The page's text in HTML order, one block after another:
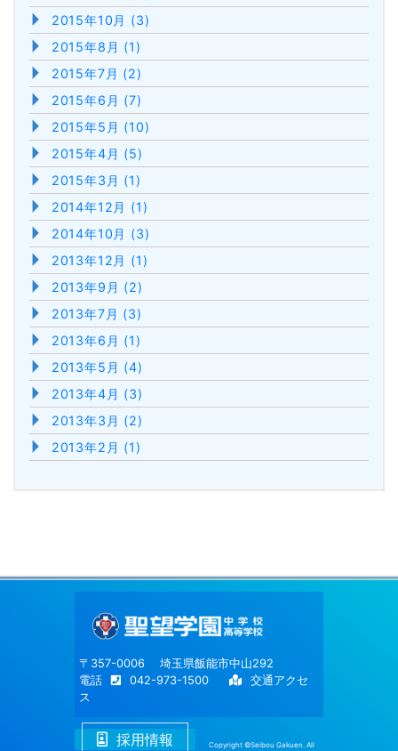
2015年10月 (3)
2015年8月 (1)
2015年7月 (2)
2015年6月 (7)
2015年5月 (10)
2015年4月 (5)
2015年3月 (1)
2014年12月 (1)
2014年10月 (3)
2013年12月 (1)
2013年9月 (2)
2013年7月 (3)
2013年6月 (1)
2013年5月 (4)
2013年4月 (3)
2013年3月 (2)
2013年2月 (1)
〒357-0006 埼玉県飯能市中山292
電話
042-973-1500
交通アクセ
ス
採用情報 Copyright ©Seibou Gakuen. All